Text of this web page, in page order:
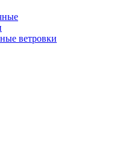
ветровки